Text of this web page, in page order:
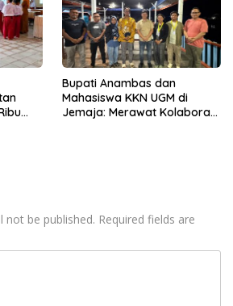
Bupati Anambas dan
Mahasiswa KKN UGM di
Jemaja: Merawat Kolaborasi
not be published. Required fields are